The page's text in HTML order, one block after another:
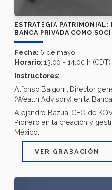
ESTRATEGIA
BANCA PRIVADA COMO
Fecha: 6 de mayo
Horario: 13:00 - 14:00 h (CDT)
Instructores:
Alfonso Baigorri, Director
(Wealth Advisory) en la
Alejandro Bazúa, CEO de
Pionero en la creación y
México.
VER GRABACIÓN